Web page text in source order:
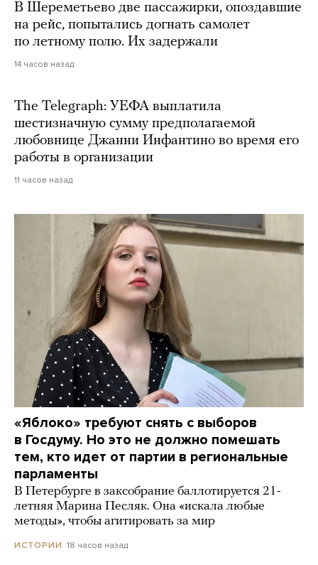
В Шереметьево две пассажирки, опоздавшие
на рейс, попытались догнать самолет
по летному полю. Их задержали
14 часов назад
The Telegraph: УЕФА выплатила
шестизначную сумму предполагаемой
любовнице Джанни Инфантино во время его
работы в организации
11 часов назад
«Яблоко» требуют снять с выборов
в Госдуму. Но это не должно помешать
тем, кто идет от партии в региональные
парламенты
В Петербурге в заксобрание баллотируется 21-
летняя Марина Песляк. Она «искала любые
методы», чтобы агитировать за мир
ИСТОРИИ 18 часов назад